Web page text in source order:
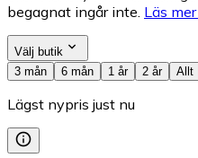
begagnat ingår inte. Läs
Välj butik
3 mån
6 mån 1 år 2 år Allt
Lägst nypris just nu